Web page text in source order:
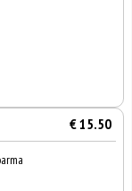
€ 15.50